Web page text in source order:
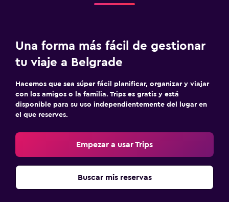
Una forma más fácil de gestionar
tu viaje a Belgrade
Hacemos que sea súper fácil planificar, organizar y viajar
con los amigos o la familia. Trips es gratis y está
disponible para su uso independientemente del lugar en
el que reserves.
Empezar a usar Trips
Buscar mis reservas